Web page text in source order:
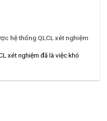
hệ thống QLCL xét nghiệm
xét nghiệm đã là việc khó